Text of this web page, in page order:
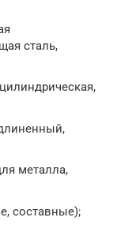
сталь,
металла,
составные);